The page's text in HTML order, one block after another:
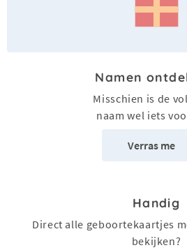
Namen
Misschien is de
naam wel iets
Verras me
Handig
Direct alle geboortekaartjes
bekijken?